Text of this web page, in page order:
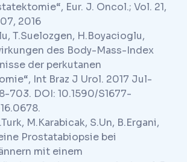
Eur. J. Oncol.; Vol. 21,
2016
T.Suelozgen, H.Boyacioglu,
des Body-Mass-Index
der perkutanen
Int Braz J Urol. 2017 Jul-
703. DOI: 10.1590/S1677-
M.Karabicak, S.Un, B.Ergani,
Prostatabiopsie bei
mit einem